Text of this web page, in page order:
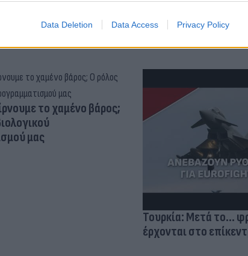
Data Deletion Data Access Privacy Policy
το χαμένο βάρος;
μας
Τουρκία: Μετά το...
έρχονται στο